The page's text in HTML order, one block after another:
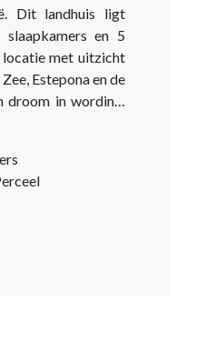
Dit landhuis ligt
en 5
met uitzicht
Estepona en de
in wording.